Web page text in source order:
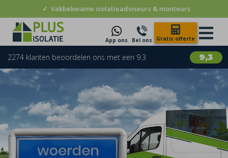
✓ Vakbekwame isolatieadviseurs & monteurs
App ons Bel ons Gratis offerte
9,3
2274 klanten beoordelen ons met een 9.3